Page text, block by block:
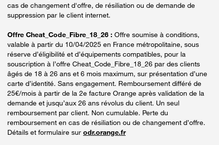
cas de changement d'offre, de résiliation ou de demande de
suppression par le client internet.
Offre Cheat_Code_Fibre_18_26 : Offre soumise à conditions,
valable à partir du 10/04/2025 en France métropolitaine, sous
réserve d’éligibilité et d’équipements compatibles, pour la
souscription à l’offre Cheat_Code_Fibre_18_26 par des clients
âgés de 18 à 26 ans et 6 mois maximum, sur présentation d’une
carte d’identité. Sans engagement. Remboursement différé de
25€/mois à partir de la 2e facture Orange après validation de la
demande et jusqu’aux 26 ans révolus du client. Un seul
remboursement par client. Non cumulable. Perte du
remboursement en cas de résiliation ou de changement d’offre.
Détails et formulaire sur odr.orange.fr